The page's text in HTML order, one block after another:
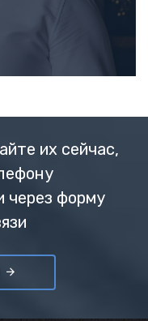
их сейчас,
через форму